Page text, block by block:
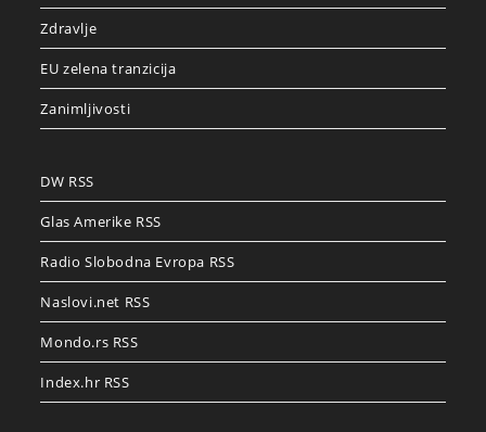
Zdravlje
EU zelena tranzicija
Zanimljivosti
DW RSS
Glas Amerike RSS
Radio Slobodna Evropa RSS
Naslovi.net RSS
Mondo.rs RSS
Index.hr RSS